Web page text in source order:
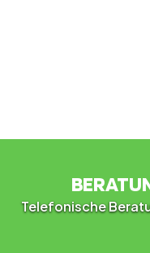
Telefonische